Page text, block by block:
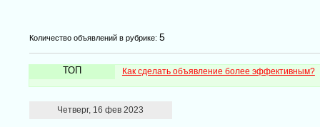
Количество объявлений в рубрике: 5
ТОП Как сделать объявление более эффективным?
Четверг, 16 фев 2023